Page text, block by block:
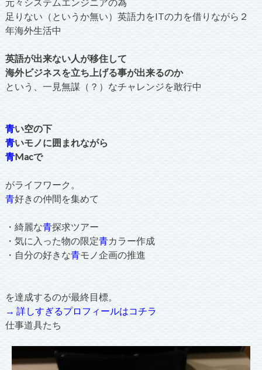
足りない（というか無い）英語力をITの力を借りながら２
年海外生活中
英語が出来ない人が移住して
海外ビジネスを立ち上げる事が出来るのか
という、一見無謀（？）なチャレンジを敢行中
青い空の下
青いモノに囲まれながら
青Macで
がライフワーク。
青好きの仲間を集めて
・綺麗な青探求ツアー
・気に入った物の限定青カラー作成
・自分の好きな青モノ企画の推進
を達成するのが最終目標。
→ 詳しすぎるプロフィールはコチラ
仕事道具たち